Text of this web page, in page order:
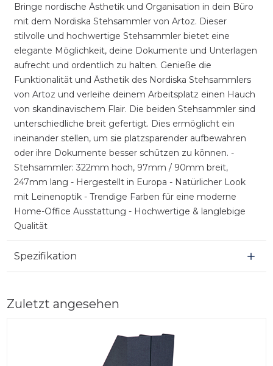
Bringe nordische Ästhetik und Organisation in dein Büro
mit dem Nordiska Stehsammler von Artoz. Dieser
stilvolle und hochwertige Stehsammler bietet eine
elegante Möglichkeit, deine Dokumente und Unterlagen
aufrecht und ordentlich zu halten. Genieße die
Funktionalität und Ästhetik des Nordiska Stehsammlers
von Artoz und verleihe deinem Arbeitsplatz einen Hauch
von skandinavischem Flair. Die beiden Stehsammler sind
unterschiedliche breit gefertigt. Dies ermöglicht ein
ineinander stellen, um sie platzsparender aufbewahren
oder ihre Dokumente besser schützen zu können. -
Stehsammler: 322mm hoch, 97mm / 90mm breit,
247mm lang - Hergestellt in Europa - Natürlicher Look
mit Leinenoptik - Trendige Farben für eine moderne
Home-Office Ausstattung - Hochwertige & langlebige
Qualität
Spezifikation
Zuletzt angesehen